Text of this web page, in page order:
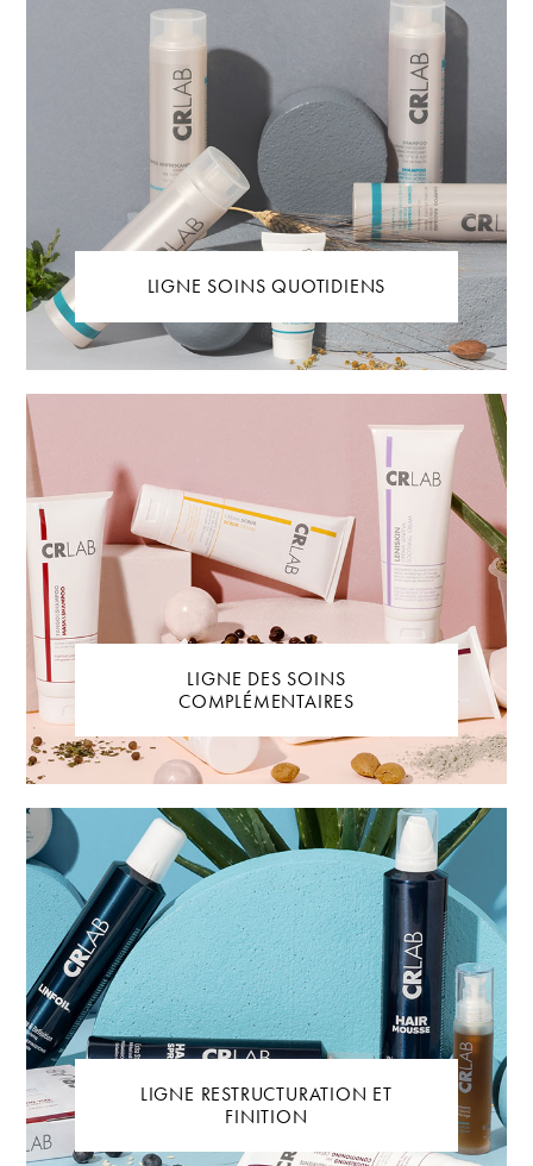
LIGNE SOINS QUOTIDIENS
LIGNE DES SOINS
COMPLÉMENTAIRES
LIGNE RESTRUCTURATION ET
FINITION